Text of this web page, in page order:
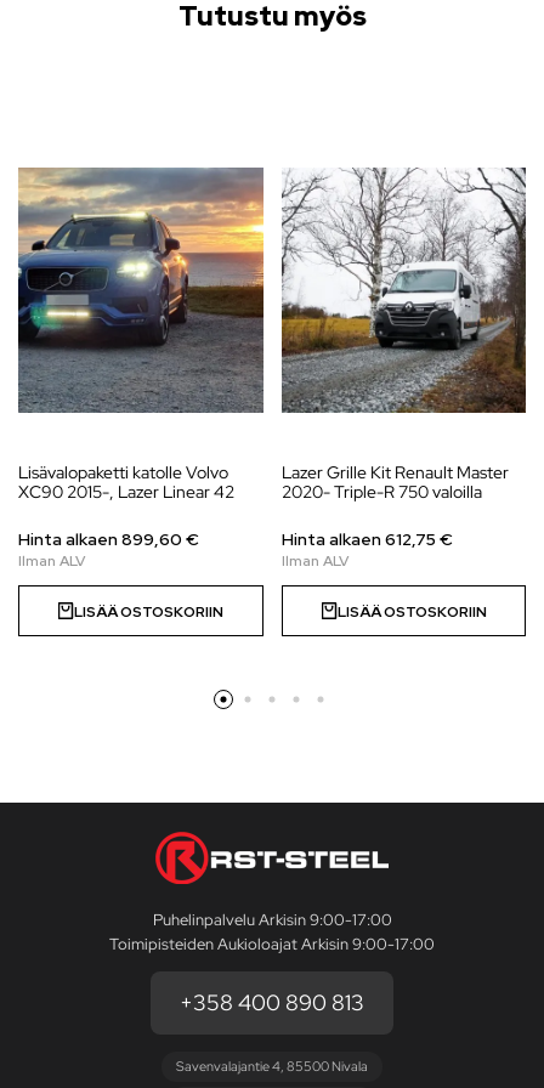
Tutustu myös
Lisävalopaketti katolle Volvo
XC90 2015-, Lazer Linear 42
Hinta alkaen899,60 €
LISÄÄ OSTOSKORIIN
Lazer Grille Kit Renault Master
2020- Triple-R 750 valoilla
Hinta alkaen612,75 €
LISÄÄ OSTOSKORIIN
Puhelinpalvelu Arkisin 9:00-17:00
Toimipisteiden Aukioloajat Arkisin 9:00-17:00
+358 400 890 813
Savenvalajantie 4, 85500 Nivala